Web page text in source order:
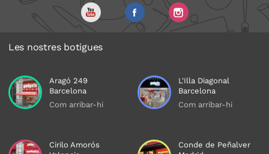
Les nostres botigues
Aragó 249
Barcelona
Com arribar-hi
L'Illa Diagonal
Barcelona
Com arribar-hi
Cirilo Amorós
Conde de Peñalver